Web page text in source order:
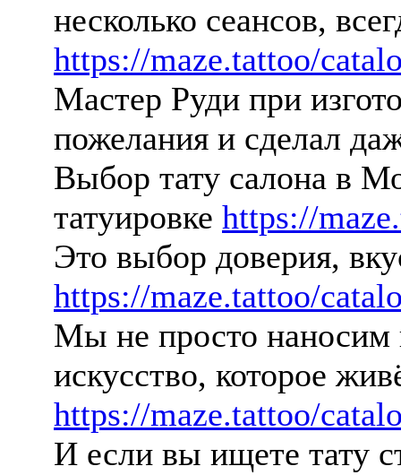
несколько сеансов,
https://maze.tattoo/
Мастер Руди при
пожелания и сделал
Выбор тату салона в
татуировке https://
Это выбор доверия,
https://maze.tattoo/
Мы не просто
искусство, которое
https://maze.tattoo/
И если вы ищете тату